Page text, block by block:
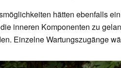
hätten ebenfalls
inneren Komponenten zu
Einzelne Wartungszugänge